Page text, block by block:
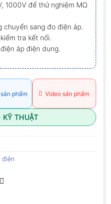
1000V để thử nghiệm MΩ
chuyển sang đo điện áp.
tra kết nối.
áp điện dung.
phẩm Video sản phẩm
KỸ THUẬT
điện